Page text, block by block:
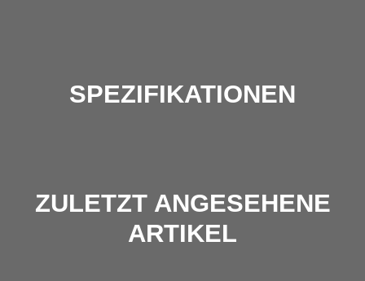
SPEZIFIKATIONEN
ZULETZT ANGESEHENE
ARTIKEL